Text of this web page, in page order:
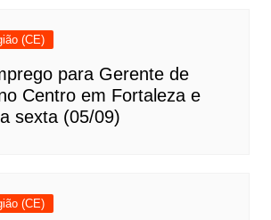
(CE)
para Gerente de
Centro em Fortaleza e
sexta (05/09)
(CE)